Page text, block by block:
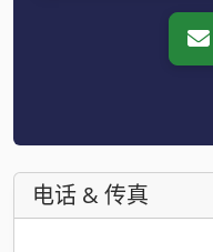
电话 & 传真